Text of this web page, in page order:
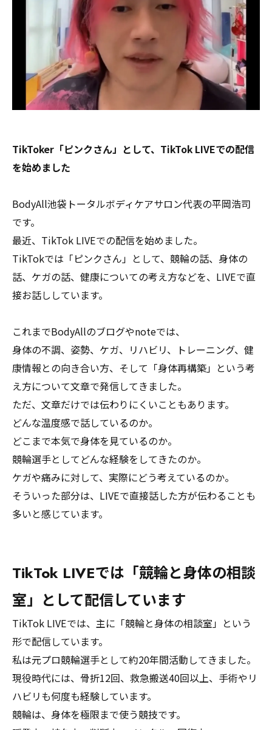
TikToker「ピンクさん」として、TikTok LIVEでの配信
を始めました
BodyAll池袋トータルボディケアサロン代表の平岡浩司
です。
最近、TikTok LIVEでの配信を始めました。
TikTokでは「ピンクさん」として、競輪の話、身体の
話、ケガの話、健康についての考え方などを、LIVEで直
接お話ししています。
これまでBodyAllのブログやnoteでは、
身体の不調、姿勢、ケガ、リハビリ、トレーニング、健
康情報との向き合い方、そして「身体再構築」という考
え方について文章で発信してきました。
ただ、文章だけでは伝わりにくいこともあります。
どんな温度感で話しているのか。
どこまで本気で身体を見ているのか。
競輪選手としてどんな経験をしてきたのか。
ケガや痛みに対して、実際にどう考えているのか。
そういった部分は、LIVEで直接話した方が伝わることも
多いと感じています。
TikTok LIVEでは「競輪と身体の相談
室」として配信しています
TikTok LIVEでは、主に「競輪と身体の相談室」という
形で配信しています。
私は元プロ競輪選手として約20年間活動してきました。
現役時代には、骨折12回、救急搬送40回以上、手術やリ
ハビリも何度も経験しています。
競輪は、身体を極限まで使う競技です。